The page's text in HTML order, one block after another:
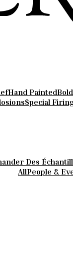
Hand Painted
Special Firing
Des
AllPeople &